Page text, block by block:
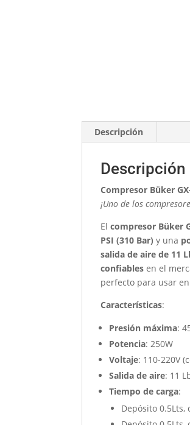
Descripción
Descripción
Compresor Büker
¡Uno de los
Elcompresor Büker
PSI (310 Bar) y una
salida de aire de 11
confiables en el
perfecto para usar
Características:
Presión máxima:
Potencia: 250W
Voltaje: 110-220V
Salida de aire: 11
Tiempo de carga:
Depósito 0.5Lts,